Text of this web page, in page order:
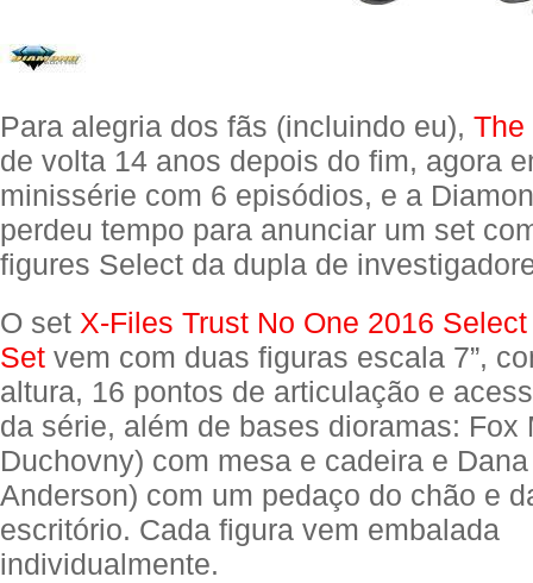
Para alegria dos fãs (incluindo eu), The
de volta 14 anos depois do fim, agora
minissérie com 6 episódios, e a
perdeu tempo para anunciar um set
figures Select da dupla de
O set X-Files Trust No One 2016
Set vem com duas figuras escala 7”,
altura, 16 pontos de articulação e
da série, além de bases dioramas: Fox
Duchovny) com mesa e cadeira e
Anderson) com um pedaço do chão e
escritório. Cada figura vem embalada
individualmente.